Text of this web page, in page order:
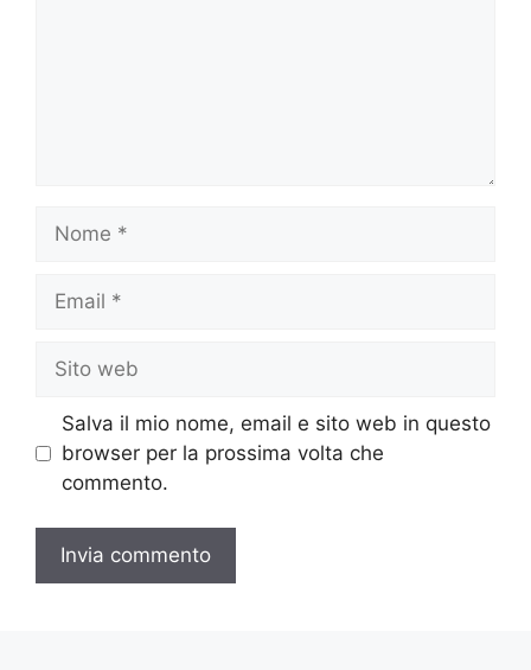
web
Salva il mio nome, email e sito web in questo
browser per la prossima volta che
commento.